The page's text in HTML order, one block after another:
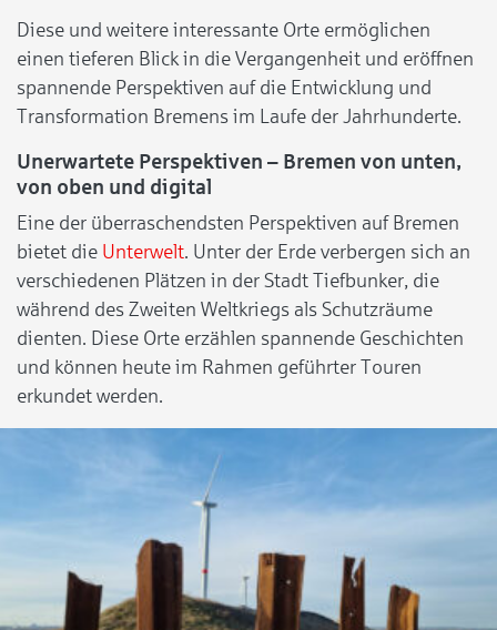
Diese und weitere interessante Orte ermöglichen
einen tieferen Blick in die Vergangenheit und eröffnen
spannende Perspektiven auf die Entwicklung und
Transformation Bremens im Laufe der Jahrhunderte.
Unerwartete Perspektiven – Bremen von unten,
von oben und digital
Eine der überraschendsten Perspektiven auf Bremen
bietet die Unterwelt. Unter der Erde verbergen sich an
verschiedenen Plätzen in der Stadt Tiefbunker, die
während des Zweiten Weltkriegs als Schutzräume
dienten. Diese Orte erzählen spannende Geschichten
und können heute im Rahmen geführter Touren
erkundet werden.